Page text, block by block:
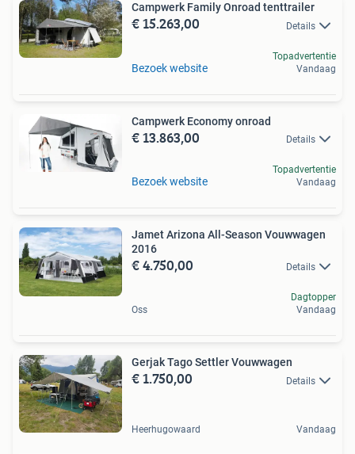
Campwerk Family Onroad tenttrailer
€ 15.263,00 Details
Bezoek website
Topadvertentie
Vandaag
Campwerk Economy onroad
€ 13.863,00 Details
Bezoek website
Topadvertentie
Vandaag
Jamet Arizona All-Season Vouwwagen
2016
€ 4.750,00 Details
Oss
Dagtopper
Vandaag
Gerjak Tago Settler Vouwwagen
€ 1.750,00 Details
Heerhugowaard Vandaag